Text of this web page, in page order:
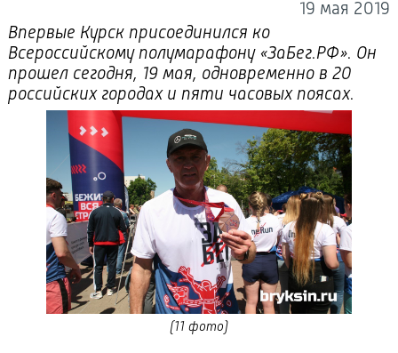
19 мая 2019
Впервые Курск присоединился ко
Всероссийскому полумарафону «ЗаБег.РФ». Он
прошел сегодня, 19 мая, одновременно в 20
российских городах и пяти часовых поясах.
(11 фото)